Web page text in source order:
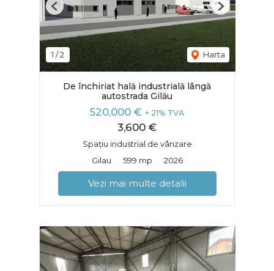
1 /2 Harta
Previous Next
De închiriat hală industrială lângă
autostrada Gilău
520,000 € + 21% TVA
3,600 €
Spațiu industrial de vânzare
Gilau
599 mp 2026
Vezi mai multe detalii